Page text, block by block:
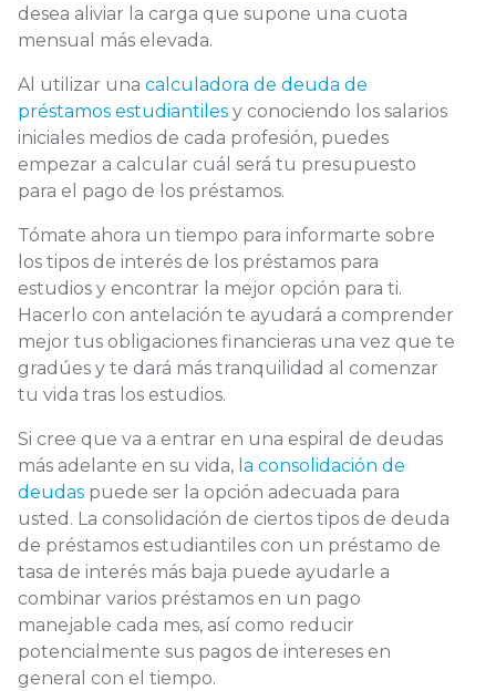
desea aliviar la carga que supone una cuota
mensual más elevada.
Al utilizar una calculadora de deuda de
préstamos estudiantiles y conociendo los salarios
iniciales medios de cada profesión, puedes
empezar a calcular cuál será tu presupuesto
para el pago de los préstamos.
Tómate ahora un tiempo para informarte sobre
los tipos de interés de los préstamos para
estudios y encontrar la mejor opción para ti.
Hacerlo con antelación te ayudará a comprender
mejor tus obligaciones financieras una vez que te
gradúes y te dará más tranquilidad al comenzar
tu vida tras los estudios.
Si cree que va a entrar en una espiral de deudas
más adelante en su vida, la consolidación de
deudas puede ser la opción adecuada para
usted. La consolidación de ciertos tipos de deuda
de préstamos estudiantiles con un préstamo de
tasa de interés más baja puede ayudarle a
combinar varios préstamos en un pago
manejable cada mes, así como reducir
potencialmente sus pagos de intereses en
general con el tiempo.